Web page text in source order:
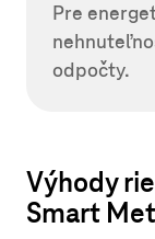
Pre
odpočty.
Výhody
Smart